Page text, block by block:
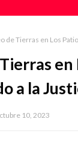
de Tierras en Los
en
a la
10, 2023